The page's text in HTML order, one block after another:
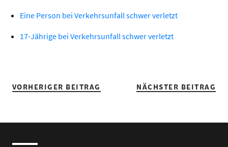
Eine Person bei Verkehrsunfall schwer verletzt
17-Jährige bei Verkehrsunfall schwer verletzt
VORHERIGER BEITRAG NÄCHSTER BEITRAG